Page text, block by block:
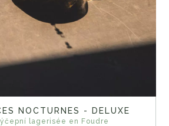
NOCTURNES - DELUXE
lagerisée en Foudre